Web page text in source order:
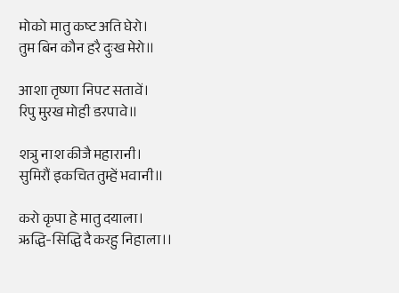
मोको मातु कष्ट अति घेरो।
तुम बिन कौन हरै दुःख मेरो॥
आशा तृष्णा निपट सतावें।
रिपु मुरख मोही डरपावे॥
शत्रु नाश कीजै महारानी।
सुमिरौं इकचित तुम्हें भवानी॥
करो कृपा हे मातु दयाला।
ऋद्धि-सिद्धि दै करहु निहाला।।